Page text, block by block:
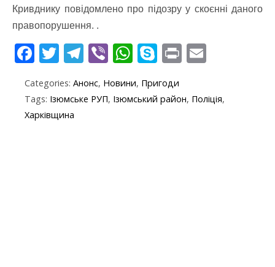
Кривднику повідомлено про підозру у скоєнні даного
правопорушення. .
F
e
b
T
itt
er
T
e
Vi
er
W
at
S
y
p
Pr
t ai
Categories: Анонс, Новини, Пригоди
Tags: Ізюмське РУП, Ізюмський район, Поліція,
Харківщина